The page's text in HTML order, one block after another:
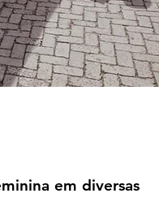
em diversas